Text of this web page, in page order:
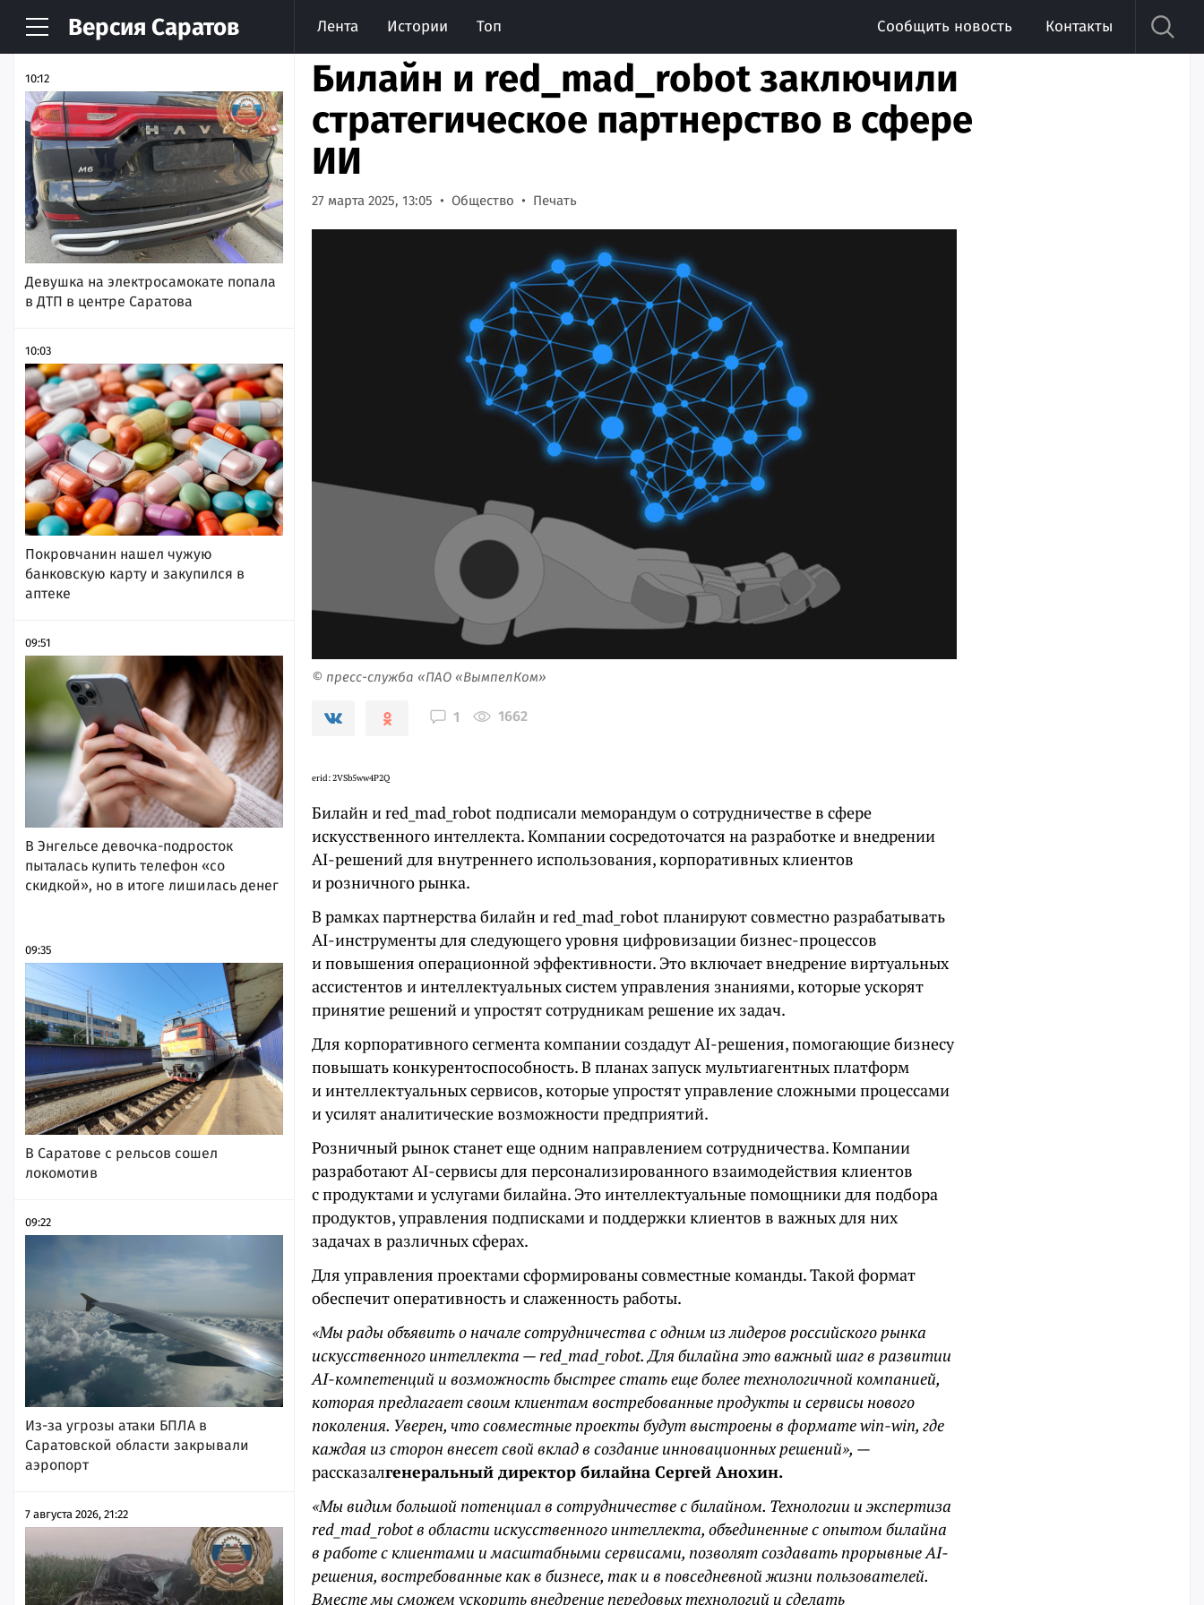
Версия Саратов Лента Истории Топ Сообщить новость Контакты
НОВОСТИ АРХИВ
10:12
Девушка на электросамокате попала
в ДТП в центре Саратова
10:03
Покровчанин нашел чужую
банковскую карту и закупился в
аптеке
09:51
В Энгельсе девочка-подросток
пыталась купить телефон «со
скидкой», но в итоге лишилась денег
09:35
В Саратове с рельсов сошел
локомотив
09:22
Из-за угрозы атаки БПЛА в
Саратовской области закрывали
аэропорт
7 августа 2026, 21:22
Билайн и red_mad_robot заключили
стратегическое партнерство в сфере
ИИ
27 марта 2025, 13:05 Общество Печать
© пресс-служба «ПАО «ВымпелКом»
1 1662
erid: 2VSb5ww4P2Q
Билайн и red_mad_robot подписали меморандум о сотрудничестве в сфере
искусственного интеллекта. Компании сосредоточатся на разработке и внедрении
AI-решений для внутреннего использования, корпоративных клиентов
и розничного рынка.
В рамках партнерства билайн и red_mad_robot планируют совместно разрабатывать
AI-инструменты для следующего уровня цифровизации бизнес-процессов
и повышения операционной эффективности. Это включает внедрение виртуальных
ассистентов и интеллектуальных систем управления знаниями, которые ускорят
принятие решений и упростят сотрудникам решение их задач.
Для корпоративного сегмента компании создадут AI-решения, помогающие бизнесу
повышать конкурентоспособность. В планах запуск мультиагентных платформ
и интеллектуальных сервисов, которые упростят управление сложными процессами
и усилят аналитические возможности предприятий.
Розничный рынок станет еще одним направлением сотрудничества. Компании
разработают AI-сервисы для персонализированного взаимодействия клиентов
с продуктами и услугами билайна. Это интеллектуальные помощники для подбора
продуктов, управления подписками и поддержки клиентов в важных для них
задачах в различных сферах.
Для управления проектами сформированы совместные команды. Такой формат
обеспечит оперативность и слаженность работы.
«Мы рады объявить о начале сотрудничества с одним из лидеров российского рынка
искусственного интеллекта — red_mad_robot. Для билайна это важный шаг в развитии
AI-компетенций и возможность быстрее стать еще более технологичной компанией,
которая предлагает своим клиентам востребованные продукты и сервисы нового
поколения. Уверен, что совместные проекты будут выстроены в формате win-win, где
каждая из сторон внесет свой вклад в создание инновационных решений», —
рассказалгенеральный директор билайна Сергей Анохин.
«Мы видим большой потенциал в сотрудничестве с билайном. Технологии и экспертиза
red_mad_robot в области искусственного интеллекта, объединенные с опытом билайна
в работе с клиентами и масштабными сервисами, позволят создавать прорывные AI-
решения, востребованные как в бизнесе, так и в повседневной жизни пользователей.
Вместе мы сможем ускорить внедрение передовых технологий и сделать